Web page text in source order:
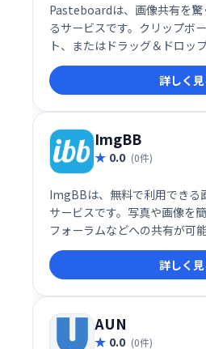
Pasteboardは、画像共有を驚
るサービスです。クリップボ
ト、またはドラッグ＆ドロッ
するだけで、瞬時に共有でき
な操作性が魅力です。詳しく
ImgBB
0.0 (0件)
ImgBBは、無料で利用できる
サービスです。写真や画像を
フォーラムなどへの共有が可
理・共有したい方におすすめ
詳しく
AUN
0.0 (0件)